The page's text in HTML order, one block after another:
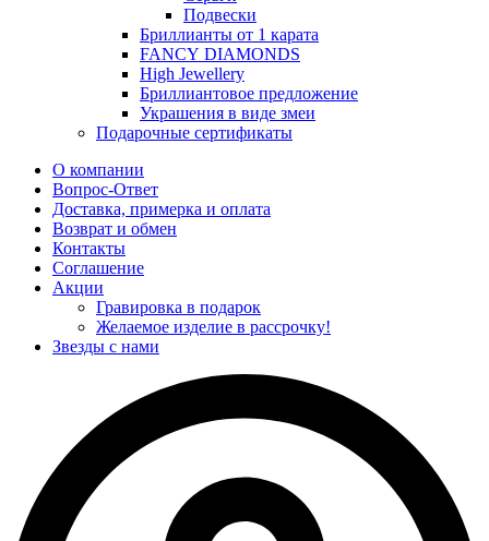
Подвески
Бриллианты от 1 карата
FANCY DIAMONDS
High Jewellery
Бриллиантовое предложение
Украшения в виде змеи
Подарочные сертификаты
О компании
Вопрос-Ответ
Доставка, примерка и оплата
Возврат и обмен
Контакты
Соглашение
Акции
Гравировка в подарок
Желаемое изделие в рассрочку!
Звезды с нами